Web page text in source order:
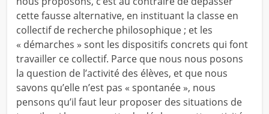
cette fausse alternative, en instituant la classe en
collectif de recherche philosophique ; et les
« démarches » sont les dispositifs concrets qui font
travailler ce collectif. Parce que nous nous posons
la question de l’activité des élèves, et que nous
savons qu’elle n’est pas « spontanée », nous
pensons qu’il faut leur proposer des situations de